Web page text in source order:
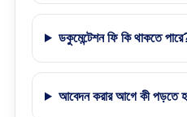
ডকুমেন্টেশন ফি কি থাকতে
আবেদন করার আগে কী পড়তে